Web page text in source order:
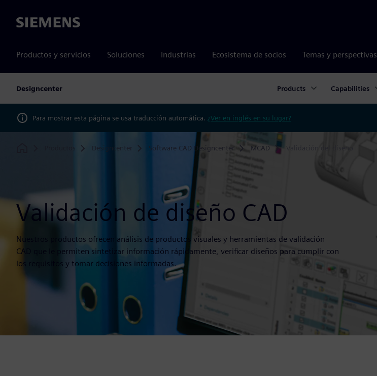
Siemens
Productos y servicios Soluciones Industrias Ecosistema de socios Temas y perspectivas
Designcenter Products Capabilities
Para mostrar esta página se usa traducción automática. ¿Ver en inglés en su lugar?
Productos Designcenter Software CAD Designcenter MCAD
Validación de diseño CAD
Nuestros productos ofrecen análisis de productos visuales y herramientas de validación
CAD que le permiten sintetizar información rápidamente, verificar diseños para cumplir con
los requisitos y tomar decisiones informadas.